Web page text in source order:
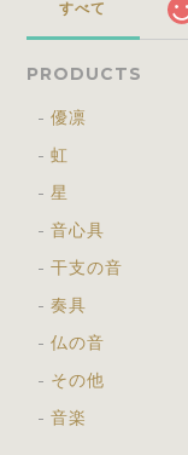
すべて
PRODUCTS
優凛
虹
星
音心具
干支の音
奏具
仏の音
その他
音楽